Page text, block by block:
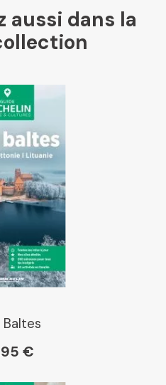
Mollat
Chapitre
Dialogue
Librairie La Procure
Gibert
aussi dans la
Baltes
€